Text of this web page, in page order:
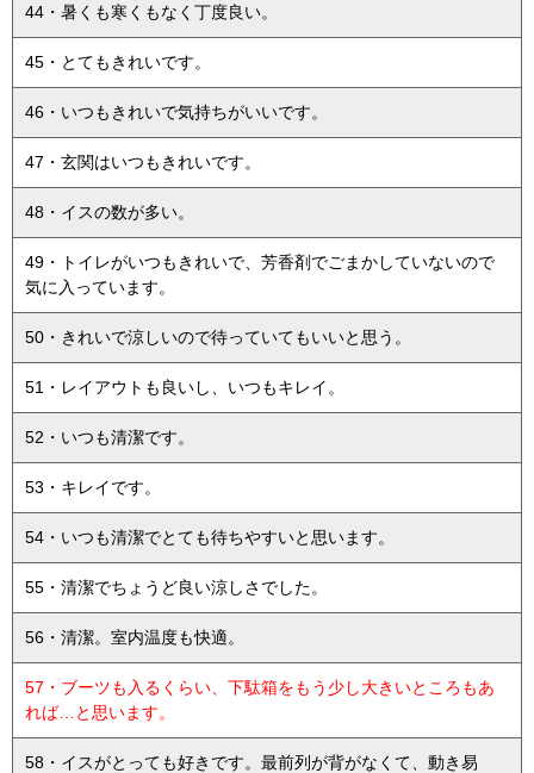
44・暑くも寒くもなく丁度良い。
45・とてもきれいです。
46・いつもきれいで気持ちがいいです。
47・玄関はいつもきれいです。
48・イスの数が多い。
49・トイレがいつもきれいで、芳香剤でごまかしていないので
気に入っています。
50・きれいで涼しいので待っていてもいいと思う。
51・レイアウトも良いし、いつもキレイ。
52・いつも清潔です。
53・キレイです。
54・いつも清潔でとても待ちやすいと思います。
55・清潔でちょうど良い涼しさでした。
56・清潔。室内温度も快適。
57・ブーツも入るくらい、下駄箱をもう少し大きいところもあ
れば…と思います。
58・イスがとっても好きです。最前列が背がなくて、動き易